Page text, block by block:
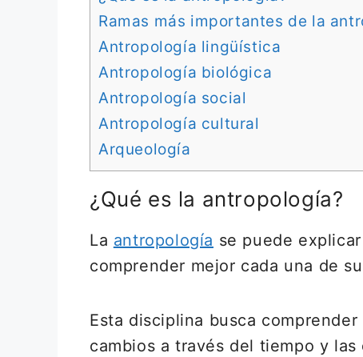
Ramas más importantes de la
Antropología lingüística
Antropología biológica
Antropología social
Antropología cultural
Arqueología
¿Qué es la antropología?
La antropología se puede
comprender mejor cada una de
Esta disciplina busca
cambios a través del tiempo y